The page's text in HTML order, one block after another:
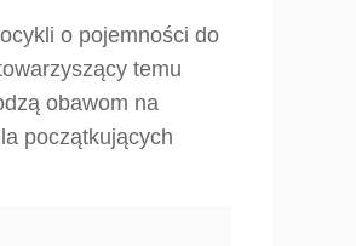
o pojemności do
temu
obawom na
początkujących